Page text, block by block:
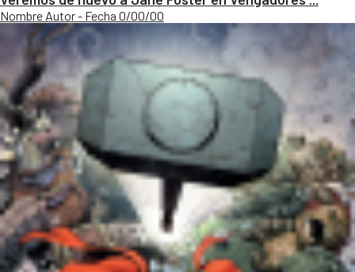
Nombre Autor - Fecha 0/00/00